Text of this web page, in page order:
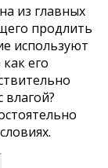
из главных
продлить
используют
его